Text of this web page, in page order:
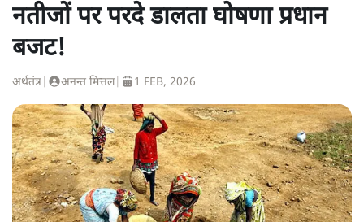
नतीजों पर परदे डालता घोषणा प्रधान
बजट!
अर्थतंत्र अनन्त मित्तल| 1 FEB, 2026